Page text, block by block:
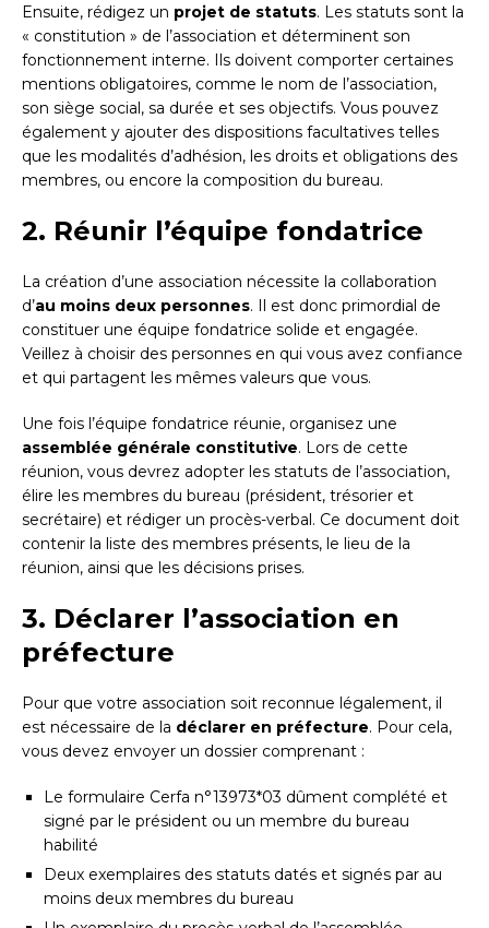
Ensuite, rédigez un projet de statuts. Les statuts sont la
« constitution » de l’association et déterminent son
fonctionnement interne. Ils doivent comporter certaines
mentions obligatoires, comme le nom de l’association,
son siège social, sa durée et ses objectifs. Vous pouvez
également y ajouter des dispositions facultatives telles
que les modalités d’adhésion, les droits et obligations des
membres, ou encore la composition du bureau.
2. Réunir l’équipe fondatrice
La création d’une association nécessite la collaboration
d’au moins deux personnes. Il est donc primordial de
constituer une équipe fondatrice solide et engagée.
Veillez à choisir des personnes en qui vous avez confiance
et qui partagent les mêmes valeurs que vous.
Une fois l’équipe fondatrice réunie, organisez une
assemblée générale constitutive. Lors de cette
réunion, vous devrez adopter les statuts de l’association,
élire les membres du bureau (président, trésorier et
secrétaire) et rédiger un procès-verbal. Ce document doit
contenir la liste des membres présents, le lieu de la
réunion, ainsi que les décisions prises.
3. Déclarer l’association en
préfecture
Pour que votre association soit reconnue légalement, il
est nécessaire de la déclarer en préfecture. Pour cela,
vous devez envoyer un dossier comprenant :
Le formulaire Cerfa n°13973*03 dûment complété et
signé par le président ou un membre du bureau
habilité
Deux exemplaires des statuts datés et signés par au
moins deux membres du bureau